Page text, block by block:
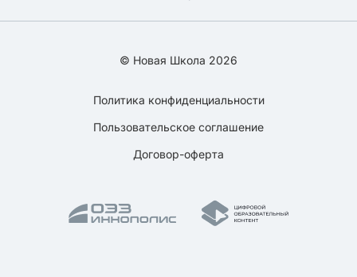
© Новая Школа 2026
Политика конфиденциальности
Пользовательское соглашение
Договор-оферта